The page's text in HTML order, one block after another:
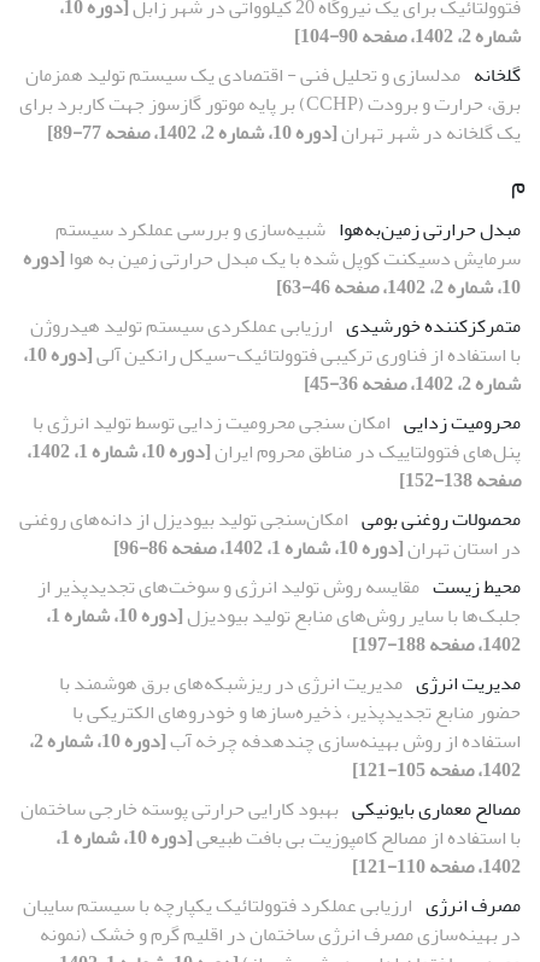
شماره 2، 1402، صفحه 90-104]
گلخانه مدلسازی و تحلیل فنی - اقتصادی یک سیستم تولید همزمان
برق، حرارت و برودت (CCHP) بر پایه موتور گازسوز جهت کاربرد برای
یک گلخانه در شهر تهران[دوره 10، شماره 2، 1402، صفحه 77-89]
م
مبدل حرارتی زمین‌به‌هوا شبیه‌سازی و بررسی عملکرد سیستم
سرمایش دسیکنت کوپل شده با یک مبدل حرارتی زمین به هوا[دوره
10، شماره 2، 1402، صفحه 46-63]
متمرکزکننده خورشیدی ارزیابی عملکردی سیستم تولید هیدروژن
با استفاده از فناوری ترکیبی فتوولتائیک-سیکل رانکین آلی
[دوره 10،
شماره 2، 1402، صفحه 36-45]
محرومیت زدایی امکان‌ سنجی محرومیت زدایی توسط تولید انرژی با
پنل‌های فتوولتاییک در مناطق محروم ایران
[دوره 10، شماره 1، 1402،
صفحه 138-152]
محصولات روغنی بومی امکان‌‌سنجی تولید بیودیزل از دانه‌‌های روغنی
در استان تهران[دوره 10، شماره 1، 1402، صفحه 86-96]
محیط زیست مقایسه روش تولید انرژی و سوخت‌های تجدیدپذیر از
جلبک‌ها با سایر روش‌های منابع تولید بیودیزل
[دوره 10، شماره 1،
1402، صفحه 188-197]
مدیریت انرژی مدیریت انرژی در ریزشبکه‌های برق هوشمند با
حضور منابع تجدیدپذیر، ذخیره‌سازها و خودروهای الکتریکی با
استفاده از روش بهینه‌سازی چندهدفه چرخه آب
[دوره 10، شماره 2،
1402، صفحه 105-121]
مصالح معماری بایونیکی بهبود کارایی حرارتی پوسته خارجی ساختمان
با استفاده از مصالح کامپوزیت بی بافت طبیعی
[دوره 10، شماره 1،
1402، صفحه 110-121]
مصرف انرژی ارزیابی عملکرد فتوولتائیک یکپارچه با سیستم سایبان
در بهینه‌سازی مصرف انرژی ساختمان در اقلیم گرم و خشک (نمونه